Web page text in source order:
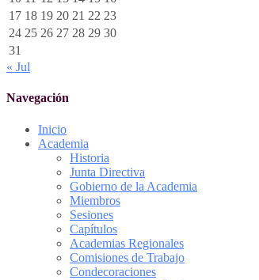
17 18 19 20 21 22 23
24 25 26 27 28 29 30
31
« Jul
Navegación
Inicio
Academia
Historia
Junta Directiva
Gobierno de la Academia
Miembros
Sesiones
Capítulos
Academias Regionales
Comisiones de Trabajo
Condecoraciones